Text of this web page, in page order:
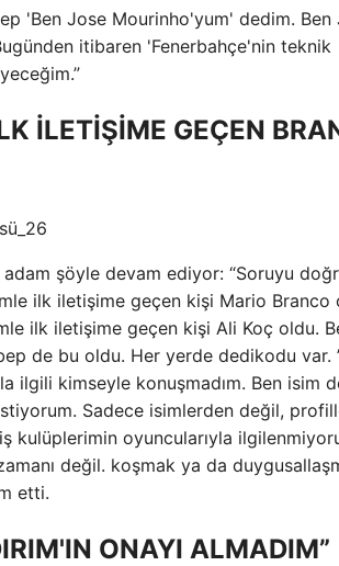
'Ben Jose Mourinho'yum' dedim. Ben
itibaren 'Fenerbahçe'nin teknik
İLETİŞİME GEÇEN
şöyle devam ediyor: “Soruyu
ilk iletişime geçen kişi Mario Branco
ilk iletişime geçen kişi Ali Koç oldu.
de bu oldu. Her yerde dedikodu var.
ilgili kimseyle konuşmadım. Ben isim
Sadece isimlerden değil,
kulüplerimin oyuncularıyla
değil. koşmak ya da
etti.
ONAYI ALMADIM”